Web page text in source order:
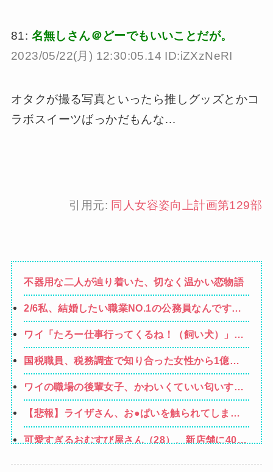
81: 名無しさん＠どーでもいいことだが。
2023/05/22(月) 12:30:05.14 ID:iZXzNeRI
オタクが撮る写真といったら推しグッズとかコ
ラボスイーツばっかだもんな…
引用元: 同人女容姿向上計画第129部
不器用な二人が辿り着いた、切なく温かい恋物語
2/6私、結婚したい職業NO.1の公務員なんですけ
ど、嫁が子供連れて家出した。全く理由は思いつ
かないけど強いてあげるとすれば母のせいかもし
れない。嫁のせいでアトピー悪化しそう→
ワイ「たろー仕事行ってくるね！（飼い犬）」犬
「…？（ぷい」
国税職員、税務調査で知り合った女性から1億
5000万円を受け取り、競艇で3億円越えの収入
ワイの職場の後輩女子、かわいくていい匂いする
けどマジでとんでもなく無能
【悲報】ライザさん、お●ぱいを触られてしまう
ｗｗｗｗｗｗｗｗ
可愛すぎるおむすび屋さん（28）、新店舗に4000
みいちゃん、セコカンになる